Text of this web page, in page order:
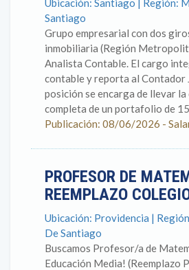
Ubicación: Santiago | Región:
Santiago
Grupo empresarial con dos
inmobiliaria (Región
Analista Contable. El cargo
contable y reporta al Contador
posición se encarga de llevar
completa de un portafolio de
Publicación: 08/06/2026 -
PROFESOR DE
REEMPLAZO
Ubicación: Providencia |
De Santiago
Buscamos Profesor/a de
Educación Media! (Reemplazo